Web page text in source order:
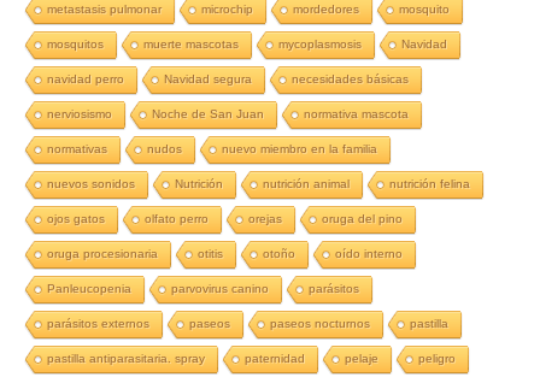
metastasis pulmonar microchip mordedores mosquito
mosquitos muerte mascotas mycoplasmosis Navidad
navidad perro Navidad segura necesidades básicas
nerviosismo Noche de San Juan normativa mascota
normativas nudos nuevo miembro en la familia
nuevos sonidos Nutrición nutrición animal nutrición felina
ojos gatos olfato perro orejas oruga del pino
oruga procesionaria otitis otoño oído interno
Panleucopenia parvovirus canino parásitos
parásitos externos paseos paseos nocturnos pastilla
pastilla antiparasitaria. spray paternidad pelaje peligro